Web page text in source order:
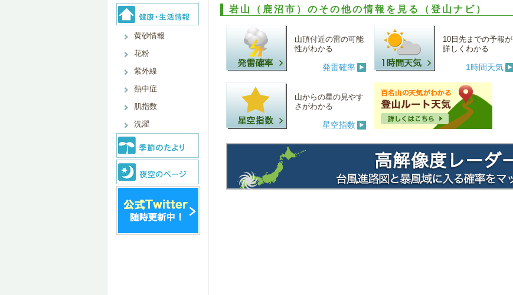
黄砂情報
花粉
紫外線
熱中症
肌指数
洗濯
岩山（鹿沼市）のその他の情報を見る（登山ナビ）
山頂付近の雷の可能
性がわかる
発雷確率
10日先までの予報が
詳しくわかる
1時間天気
山からの星の見やす
さがわかる
星空指数